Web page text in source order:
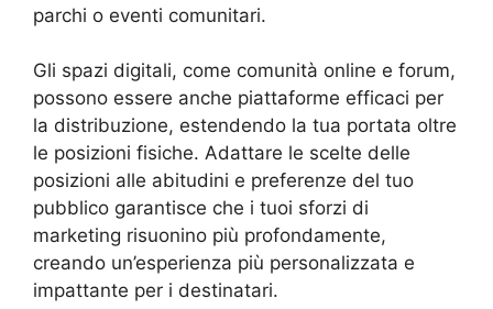
parchi o eventi comunitari.
Gli spazi digitali, come comunità online e forum,
possono essere anche piattaforme efficaci per
la distribuzione, estendendo la tua portata oltre
le posizioni fisiche. Adattare le scelte delle
posizioni alle abitudini e preferenze del tuo
pubblico garantisce che i tuoi sforzi di
marketing risuonino più profondamente,
creando un’esperienza più personalizzata e
impattante per i destinatari.